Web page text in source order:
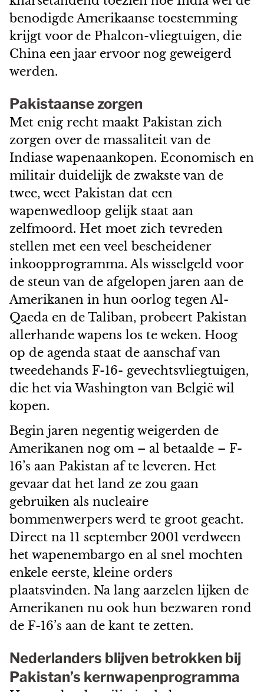
benodigde Amerikaanse toestemming
krijgt voor de Phalcon-vliegtuigen, die
China een jaar ervoor nog geweigerd
werden.
Pakistaanse zorgen
Met enig recht maakt Pakistan zich
zorgen over de massaliteit van de
Indiase wapenaankopen. Economisch en
militair duidelijk de zwakste van de
twee, weet Pakistan dat een
wapenwedloop gelijk staat aan
zelfmoord. Het moet zich tevreden
stellen met een veel bescheidener
inkoopprogramma. Als wisselgeld voor
de steun van de afgelopen jaren aan de
Amerikanen in hun oorlog tegen Al-
Qaeda en de Taliban, probeert Pakistan
allerhande wapens los te weken. Hoog
op de agenda staat de aanschaf van
tweedehands F-16- gevechtsvliegtuigen,
die het via Washington van België wil
kopen.
Begin jaren negentig weigerden de
Amerikanen nog om – al betaalde – F-
16’s aan Pakistan af te leveren. Het
gevaar dat het land ze zou gaan
gebruiken als nucleaire
bommenwerpers werd te groot geacht.
Direct na 11 september 2001 verdween
het wapenembargo en al snel mochten
enkele eerste, kleine orders
plaatsvinden. Na lang aarzelen lijken de
Amerikanen nu ook hun bezwaren rond
de F-16’s aan de kant te zetten.
Nederlanders blijven betrokken bij
Pakistan’s kernwapenprogramma